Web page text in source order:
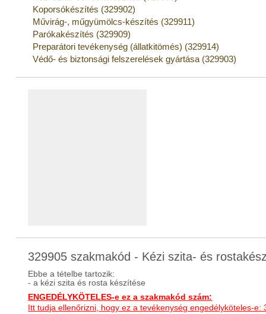
Koporsókészítés (329902)
Művirág-, műgyümölcs-készítés (329911)
Parókakészítés (329909)
Preparátori tevékenység (állatkitömés) (329914)
Védő- és biztonsági felszerelések gyártása (329903)
329905 szakmakód - Kézi szita- és
Ebbe a tételbe tartozik:
- a kézi szita és rosta készítése
ENGEDÉLYKÖTELES-e ez a szakmakód szám:
Itt tudja ellenőrizni, hogy ez a tevékenység engedélyköteles-e: